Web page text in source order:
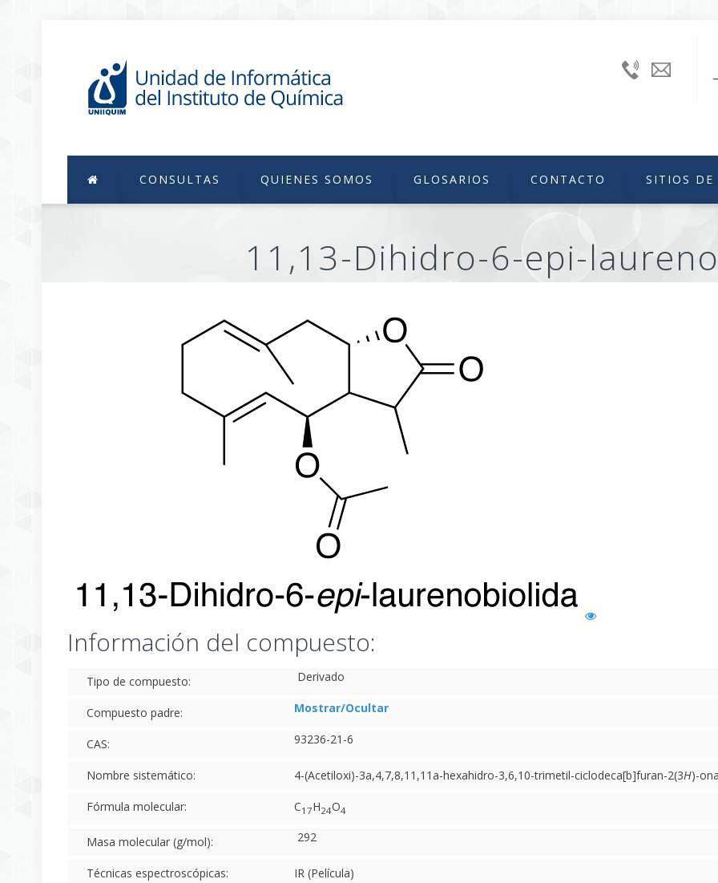
+52
CONSULTAS QUIENES SOMOS GLOSARIOS CONTACTO SITIOS DE
11,13-Dihidro-6-epi-
Información del compuesto:
Tipo de compuesto: Derivado
Compuesto padre: Mostrar/Ocultar
CAS: 93236-21-6
Nombre sistemático: 4-(Acetiloxi)-3a,4,7,8,11,11a-hexahidro-3,6,10-trimetil-ciclodeca[b]furan-2(3H)-
Fórmula molecular: C17H24O4
Masa molecular (g/mol): 292
Técnicas espectroscópicas: IR (Película)